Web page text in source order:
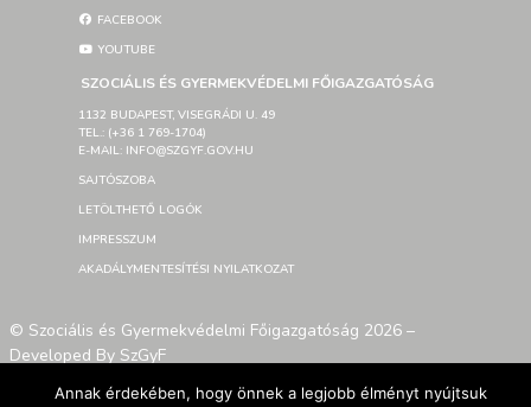
FACEBOOK
YOUTUBE
SZOCIÁLIS ÉS GYERMEKVÉDELMI FŐIGAZGATÓSÁG
1132 BUDAPEST, VISEGRÁDI U. 49
TEL.: (+36 1 769-1704)
E-MAIL: INFO@SZGYF.GOV.HU
SAJTÓSZOBA
LETÖLTHETŐ LOGÓK
IMPRESSZUM
AKADÁLYMENTESÍTÉSI NYILATKOZAT
© Szociális és Gyermekvédelmi Főigazgatóság 2026 –
Developed By SzGyF
Annak érdekében, hogy önnek a legjobb élményt nyújtsuk